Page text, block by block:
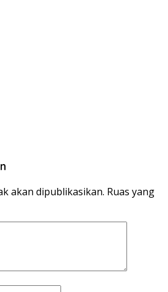
akan dipublikasikan. Ruas yang